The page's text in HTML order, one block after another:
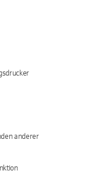
anderer